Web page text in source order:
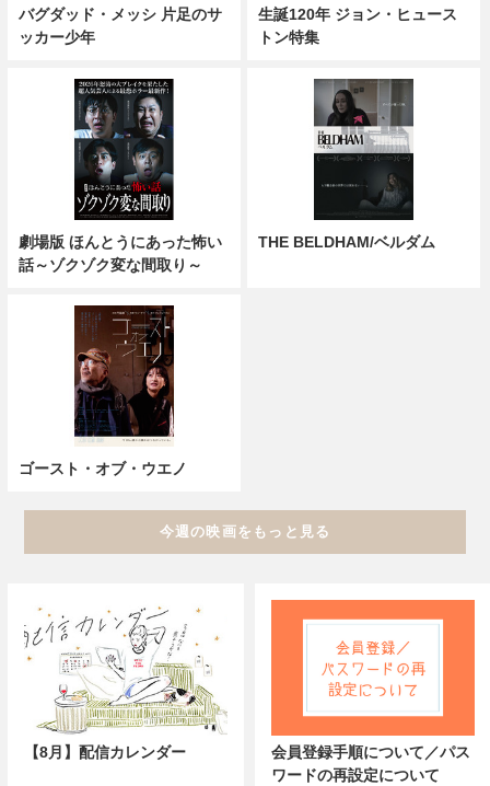
バグダッド・メッシ 片足のサ
ッカー少年
生誕120年 ジョン・ヒュース
トン特集
劇場版 ほんとうにあった怖い
話～ゾクゾク変な間取り～
THE BELDHAM/ベルダム
ゴースト・オブ・ウエノ
今週の映画をもっと見る
【8月】配信カレンダー
会員登録手順について／パス
ワードの再設定について